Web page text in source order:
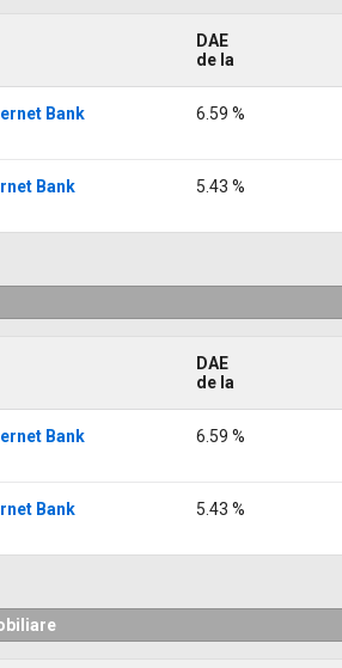
DAE
de la
Bank 6.59 %
Bank 5.43 %
DAE
de la
Bank 6.59 %
Bank 5.43 %